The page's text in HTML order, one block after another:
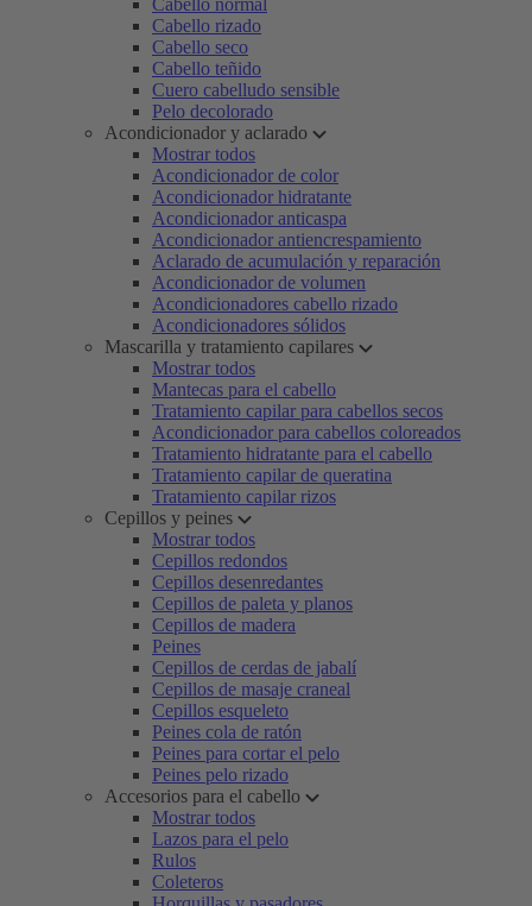
Cabello normal
Cabello rizado
Cabello seco
Cabello teñido
Cuero cabelludo sensible
Pelo decolorado
Acondicionador y aclarado
Mostrar todos
Acondicionador de color
Acondicionador hidratante
Acondicionador anticaspa
Acondicionador antiencrespamiento
Aclarado de acumulación y reparación
Acondicionador de volumen
Acondicionadores cabello rizado
Acondicionadores sólidos
Mascarilla y tratamiento capilares
Mostrar todos
Mantecas para el cabello
Tratamiento capilar para cabellos secos
Acondicionador para cabellos coloreados
Tratamiento hidratante para el cabello
Tratamiento capilar de queratina
Tratamiento capilar rizos
Cepillos y peines
Mostrar todos
Cepillos redondos
Cepillos desenredantes
Cepillos de paleta y planos
Cepillos de madera
Peines
Cepillos de cerdas de jabalí
Cepillos de masaje craneal
Cepillos esqueleto
Peines cola de ratón
Peines para cortar el pelo
Peines pelo rizado
Accesorios para el cabello
Mostrar todos
Lazos para el pelo
Rulos
Coleteros